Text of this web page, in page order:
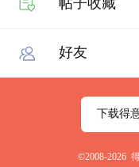
好友
下载得
©2008-2026